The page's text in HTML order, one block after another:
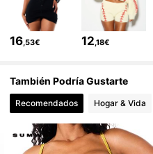
873K Seguidores
4,81 873K Seguidores
16,53€ 12,18€
También Podría Gustarte
Recomendados Hogar & Vida